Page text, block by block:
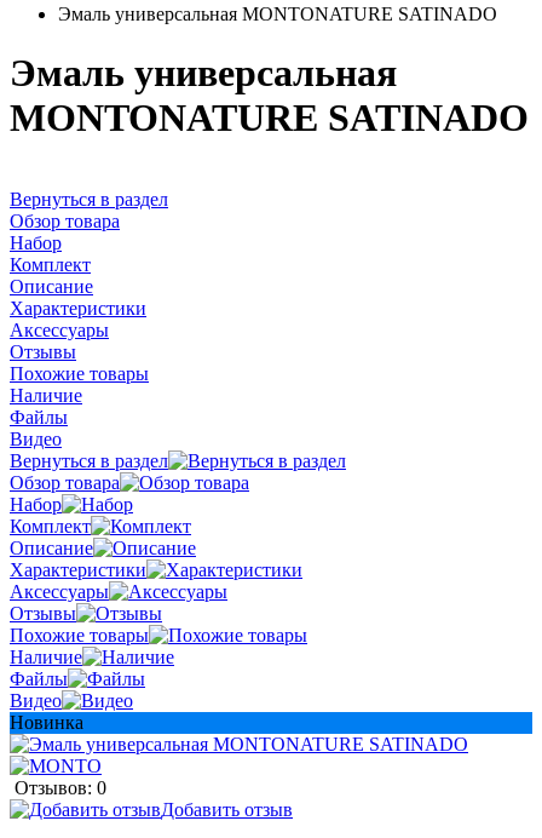
Эмаль универсальная MONTONATURE SATINADO
Эмаль универсальная
MONTONATURE SATINADO
Вернуться в раздел
Обзор товара
Набор
Комплект
Описание
Характеристики
Аксессуары
Отзывы
Похожие товары
Наличие
Файлы
Видео
Вернуться в раздел
Обзор товара
Набор
Комплект
Описание
Характеристики
Аксессуары
Отзывы
Похожие товары
Наличие
Файлы
Видео
Новинка
Отзывов: 0
Добавить отзыв